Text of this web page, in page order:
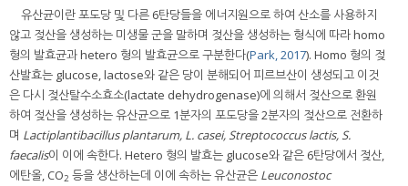
유산균이란 포도당 및 다른 6탄당들을 에너지원으로 하여 산소를 사용하지
않고 젖산을 생성하는 미생물 군을 말하며 젖산을 생성하는 형식에 따라 homo
형의 발효균과 hetero 형의 발효균으로 구분한다(Park, 2017). Homo 형의 젖
산발효는 glucose, lactose와 같은 당이 분해되어 피르브산이 생성되고 이것
은 다시 젖산탈수소효소(lactate dehydrogenase)에 의해서 젖산으로 환원
하여 젖산을 생성하는 유산균으로 1분자의 포도당을 2분자의 젖산으로 전환하
며 Lactiplantibacillus plantarum, L. casei, Streptococcus lactis, S.
faecalis이 이에 속한다. Hetero 형의 발효는 glucose와 같은 6탄당에서 젖산,
에탄올, CO2 등을 생산하는데 이에 속하는 유산균은 Leuconostoc